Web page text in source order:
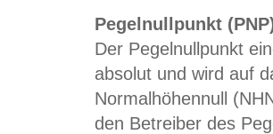
Pegelnullpunkt
Der Pegelnullpunkt
absolut und wird auf
Normalhöhennull
den Betreiber des